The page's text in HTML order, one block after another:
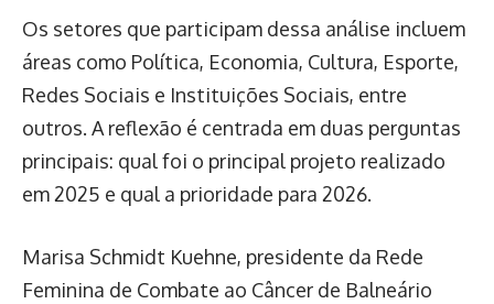
Os setores que participam dessa análise incluem
áreas como Política, Economia, Cultura, Esporte,
Redes Sociais e Instituições Sociais, entre
outros. A reflexão é centrada em duas perguntas
principais: qual foi o principal projeto realizado
em 2025 e qual a prioridade para 2026.
Marisa Schmidt Kuehne, presidente da Rede
Feminina de Combate ao Câncer de Balneário